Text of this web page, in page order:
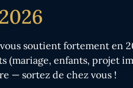
soutient fortement en
(mariage, enfants, projet
— sortez de chez vous !